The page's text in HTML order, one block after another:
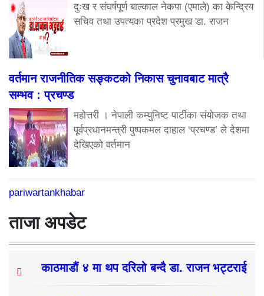
दुःख र संघर्षपूर्ण बाल्काल नेकपा (एमाले) का केन्द्रिय
सचिव तथा उपत्यका प्रदेश प्रमुख डा. राजन
वर्तमान राजनीतिक सङ्कटको निकास चुनावबाट मात्रै
सम्भव : प्रचण्ड
महोत्तरी । नेपाली कम्युनिष्ट पार्टीका संयोजक तथा
पूर्वप्रधानमन्त्री पुष्पकमल दाहाल ‘प्रचण्ड’ ले देशमा
देखिएको वर्तमान
pariwartankhabar
ताजा अपडेट
काठमाडौं ४ मा थप दरिलो बन्दै डा. राजन भट्टराई